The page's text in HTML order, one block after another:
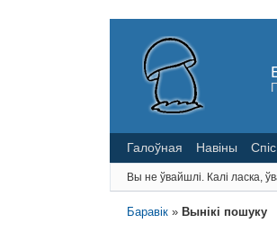
Галоўная Навіны
Вы не ўвайшлі. Калі ласка,
Баравік » Вынікі пошуку